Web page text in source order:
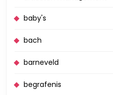
baby's
bach
barneveld
begrafenis